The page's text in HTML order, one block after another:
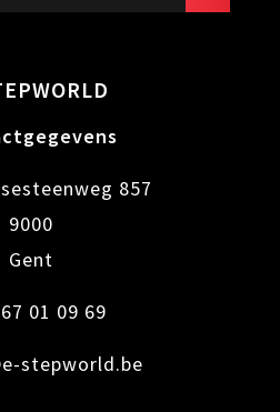
857
9000
Gent
01 09 69
stepworld.be